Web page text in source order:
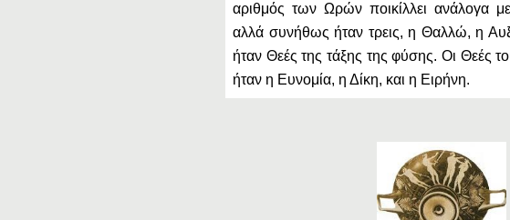
αριθμός των Ωρών ποικίλλει ανάλογα με
αλλά συνήθως ήταν τρεις, η Θαλλώ, η
ήταν Θεές της τάξης της φύσης. Οι Θεές
ήταν η Ευνομία, η Δίκη, και η Ειρήνη.